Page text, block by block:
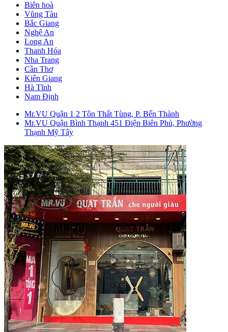
Biên hoà
Vũng Tàu
Bắc Giang
Nghệ An
Long An
Thanh Hóa
Nha Trang
Cần Thơ
Kiên Giang
Hà Tĩnh
Nam Định
Mr.VU Quận 1 2 Tôn Thất Tùng, P. Bến Thành
Mr.VU Quận Bình Thạnh 451 Điện Biên Phủ, Phường
Thạnh Mỹ Tây